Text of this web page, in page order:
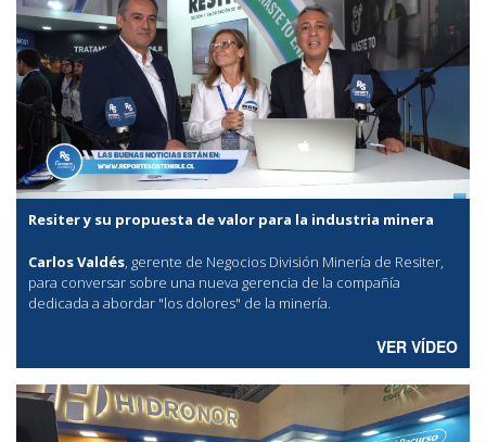
Resiter y su propuesta de valor para la industria minera
Carlos Valdés, gerente de Negocios División Minería de Resiter,
para conversar sobre una nueva gerencia de la compañía
dedicada a abordar "los dolores" de la minería.
VER VÍDEO